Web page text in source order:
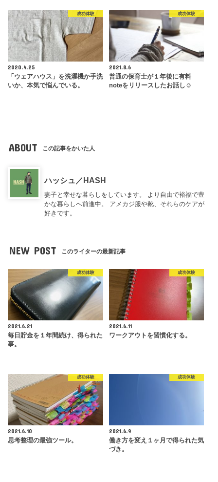
成功体験
2020.4.25
「ウェアハウス」を洗濯機か手洗
いか、本気で悩んでいる。
成功体験
2021.8.6
普通の保育士が１年後に有料
noteをリリースしたお話し☺︎
ABOUT この記事をかいた人
ハッシュ／HASH
妻子と幸せな暮らしをしています。 より自由で裕福で豊
かな暮らしへ前進中。 アメカジ服や靴、それらのケアが
好きです。
NEW POST このライターの最新記事
成功体験
2021.6.21
毎日貯金を１年間続け、得られた
事。
成功体験
2021.6.11
ワークアウトを習慣化する。
成功体験
2021.6.10
思考整理の最強ツール。
成功体験
2021.6.9
働き方を変え１ヶ月で得られた気
づき。